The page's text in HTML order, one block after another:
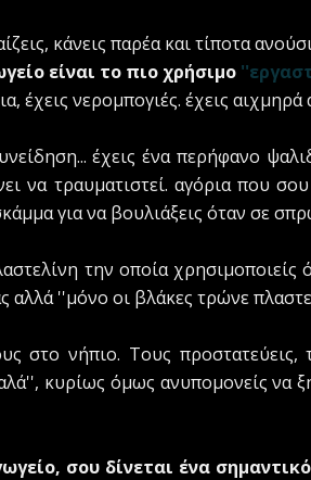
κάνεις παρέα και τίποτα
είναι το πιο χρήσιμο
έχεις νερομπογιές. έχεις αιχμηρά
έχεις ένα περήφανο
να τραυματιστεί. αγόρια που
για να βουλιάξεις όταν σε
την οποία χρησιμοποιείς
αλλά ''μόνο οι βλάκες τρώνε
στο νήπιο. Τους
κυρίως όμως ανυπομονείς να
σου δίνεται ένα σημαντικό